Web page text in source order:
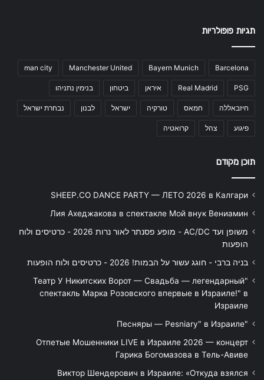
תגיות פופולריות
Barcelona
Bayern Munich
Manchester United
man city
PSG
Real Madrid איראן ביטחון בנימין נתניהו
חיזבאללה חמאס טורקיה ישראל לבנון נבחרת ישראל
פיגוע צהל קרואטיה
תוכן מקודם
SHEEP.CO DANCE PARTY — ЛЕТО 2026 в Калгари
Лия Ахеджакова в спектакле Мой внук Вениамин
משופן ועד AC/DC - מופע פסנתר לאור נרות 2026 - כרטיסים ולוח
הופעות
בניה ברבי - חוגג עשור על הבמות! 2026 - כרטיסים ולוח הופעות
"Театр У Никитских Ворот — Свадьба — легендарный
спектакль Марка Розовского впервые в Израиле!" в
Израиле
"Песняры — Pesniary" в Израиле
Отпетые Мошенники LIVE в Израиле 2026 — концерт
Гарика Богомазова в Тель-Авиве
Виктор Шендерович в Израиле: «Откуда взялся